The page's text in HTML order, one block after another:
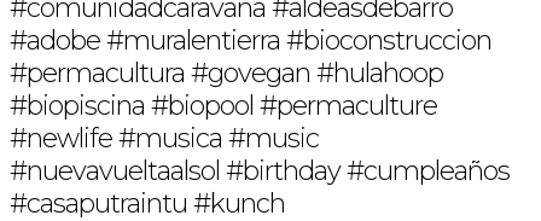
#comunidadcaravana #aldeasdebarro
#adobe #muralentierra #bioconstruccion
#permacultura #govegan #hulahoop
#biopiscina #biopool #permaculture
#newlife #musica #music
#nuevavueltaalsol #birthday #cumpleaños
#casaputraintu #kunch